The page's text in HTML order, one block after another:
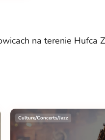
na terenie Hufca
Culture/Concerts/Jazz